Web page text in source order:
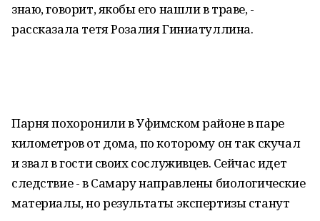
знаю, говорит, якобы его нашли в траве, -
рассказала тетя Розалия Гиниатуллина.
Парня похоронили в Уфимском районе в паре
километров от дома, по которому он так скучал
и звал в гости своих сослуживцев. Сейчас идет
следствие - в Самару направлены биологические
материалы, но результаты экспертизы станут